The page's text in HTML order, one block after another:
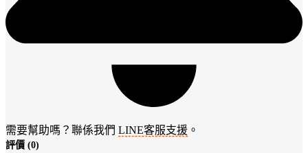
需要幫助嗎？聯係我們 LINE客服支援 。
評價 (0)